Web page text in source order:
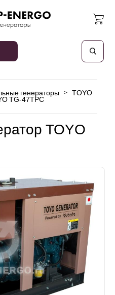
генераторы > TOYO
TG-47TPC
TOYO